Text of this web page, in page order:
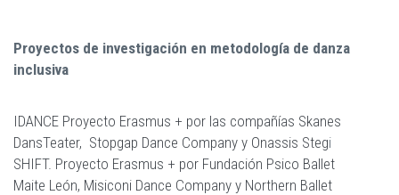
Proyectos de investigación en metodología de danza
inclusiva
IDANCE Proyecto Erasmus + por las compañías Skanes
DansTeater, Stopgap Dance Company y Onassis Stegi
SHIFT. Proyecto Erasmus + por Fundación Psico Ballet
Maite León, Misiconi Dance Company y Northern Ballet